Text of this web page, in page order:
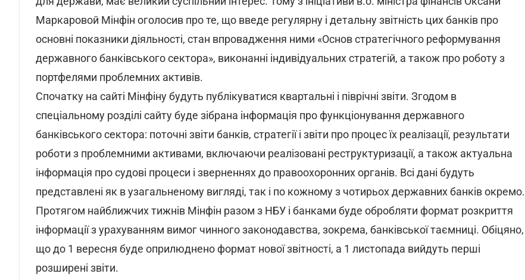
Маркаровой Мінфін оголосив про те, що введе регулярну і детальну звітність цих банків про
основні показники діяльності, стан впровадження ними «Основ стратегічного реформування
державного банківського сектора», виконанні індивідуальних стратегій, а також про роботу з
портфелями проблемних активів.
Спочатку на сайті Мінфіну будуть публікуватися квартальні і піврічні звіти. Згодом в
спеціальному розділі сайту буде зібрана інформація про функціонування державного
банківського сектора: поточні звіти банків, стратегії і звіти про процес їх реалізації, результати
роботи з проблемними активами, включаючи реалізовані реструктуризації, а також актуальна
інформація про судові процеси і зверненнях до правоохоронних органів. Всі дані будуть
представлені як в узагальненому вигляді, так і по кожному з чотирьох державних банків окремо.
Протягом найближчих тижнів Мінфін разом з НБУ і банками буде обробляти формат розкриття
інформації з урахуванням вимог чинного законодавства, зокрема, банківської таємниці. Обіцяно,
що до 1 вересня буде оприлюднено формат нової звітності, а 1 листопада вийдуть перші
розширені звіти.